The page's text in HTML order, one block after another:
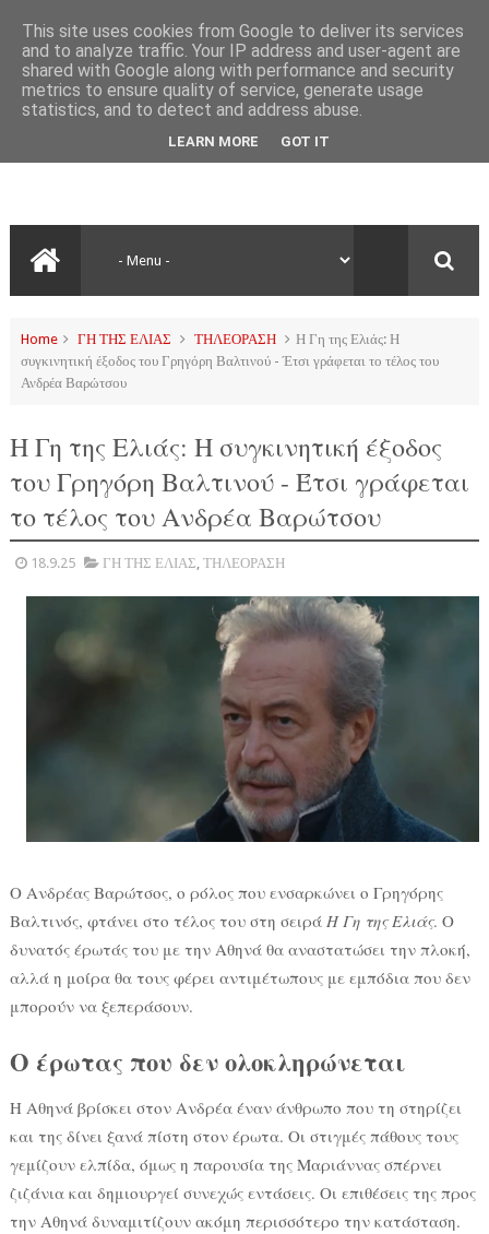
Home ΓΗ ΤΗΣ ΕΛΙΑΣ ΤΗΛΕΟΡΑΣΗ
Η Γη της Ελιάς: Η
συγκινητική έξοδος του Γρηγόρη Βαλτινού - Έτσι γράφεται το τέλος του
Ανδρέα Βαρώτσου
Η Γη της Ελιάς: Η συγκινητική έξοδος
του Γρηγόρη Βαλτινού - Έτσι γράφεται
το τέλος του Ανδρέα Βαρώτσου
18.9.25 ΓΗ ΤΗΣ ΕΛΙΑΣ, ΤΗΛΕΟΡΑΣΗ
Ο Ανδρέας Βαρώτσος, ο ρόλος που ενσαρκώνει ο Γρηγόρης
Βαλτινός, φτάνει στο τέλος του στη σειρά Η Γη της Ελιάς. Ο
δυνατός έρωτάς του με την Αθηνά θα αναστατώσει την πλοκή,
αλλά η μοίρα θα τους φέρει αντιμέτωπους με εμπόδια που δεν
μπορούν να ξεπεράσουν.
Ο έρωτας που δεν ολοκληρώνεται
Η Αθηνά βρίσκει στον Ανδρέα έναν άνθρωπο που τη στηρίζει
και της δίνει ξανά πίστη στον έρωτα. Οι στιγμές πάθους τους
γεμίζουν ελπίδα, όμως η παρουσία της Μαριάννας σπέρνει
ζιζάνια και δημιουργεί συνεχώς εντάσεις. Οι επιθέσεις της προς
την Αθηνά δυναμιτίζουν ακόμη περισσότερο την κατάσταση.
This site uses cookies from Google to deliver its services
and to analyze traffic. Your IP address and user-agent are
shared with Google along with performance and security
metrics to ensure quality of service, generate usage
statistics, and to detect and address abuse.
LEARN MORE GOT IT